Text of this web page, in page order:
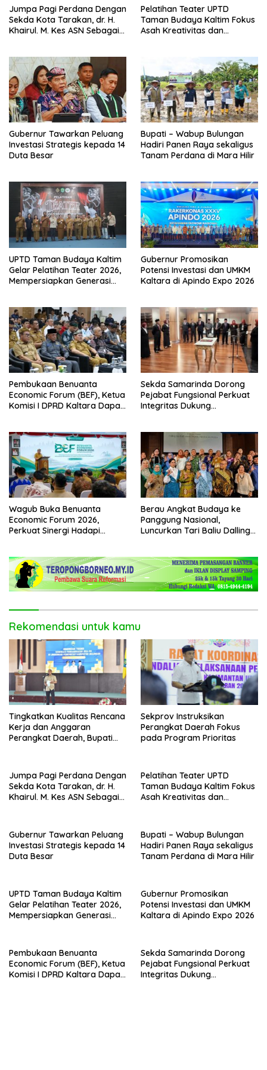
Jumpa Pagi Perdana Dengan
Sekda Kota Tarakan, dr. H.
Khairul. M. Kes ASN Sebagai
Pelatihan Teater UPTD
Taman Budaya Kaltim Fokus
Asah Kreativitas dan
Gubernur Tawarkan Peluang
Investasi Strategis kepada 14
Duta Besar
Bupati – Wabup Bulungan
Hadiri Panen Raya sekaligus
Tanam Perdana di Mara Hilir
UPTD Taman Budaya Kaltim
Gelar Pelatihan Teater 2026,
Mempersiapkan Generasi
Gubernur Promosikan
Potensi Investasi dan UMKM
Kaltara di Apindo Expo 2026
Pembukaan Benuanta
Economic Forum (BEF), Ketua
Komisi I DPRD Kaltara Dapat
Sekda Samarinda Dorong
Pejabat Fungsional Perkuat
Integritas Dukung
Wagub Buka Benuanta
Economic Forum 2026,
Perkuat Sinergi Hadapi
Berau Angkat Budaya ke
Panggung Nasional,
Luncurkan Tari Baliu Dalling
Rekomendasi untuk kamu
Tingkatkan Kualitas Rencana
Kerja dan Anggaran
Perangkat Daerah, Bupati
Sekprov Instruksikan
Perangkat Daerah Fokus
pada Program Prioritas
Jumpa Pagi Perdana Dengan
Sekda Kota Tarakan, dr. H.
Khairul. M. Kes ASN Sebagai
Pelatihan Teater UPTD
Taman Budaya Kaltim Fokus
Asah Kreativitas dan
Gubernur Tawarkan Peluang
Investasi Strategis kepada 14
Duta Besar
Bupati – Wabup Bulungan
Hadiri Panen Raya sekaligus
Tanam Perdana di Mara Hilir
UPTD Taman Budaya Kaltim
Gelar Pelatihan Teater 2026,
Mempersiapkan Generasi
Gubernur Promosikan
Potensi Investasi dan UMKM
Kaltara di Apindo Expo 2026
Pembukaan Benuanta
Economic Forum (BEF), Ketua
Komisi I DPRD Kaltara Dapat
Sekda Samarinda Dorong
Pejabat Fungsional Perkuat
Integritas Dukung